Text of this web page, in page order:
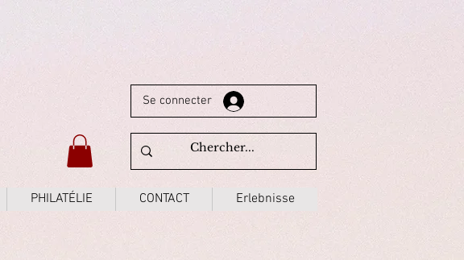
Se connecter
PHILATÉLIE CONTACT Erlebnisse